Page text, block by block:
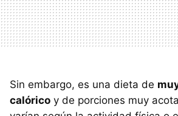
Sin embargo, es una dieta de
calórico y de porciones muy